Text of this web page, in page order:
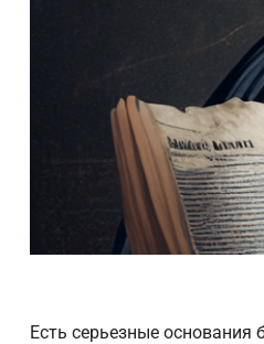
Есть серьезные основания